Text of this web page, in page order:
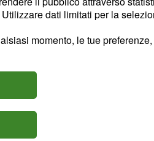
dati limitati per la
momento, le tue